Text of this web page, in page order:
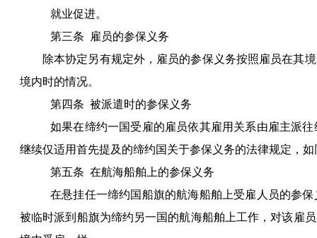
就业促进。
第三条
雇员的参保义务
除本协定另有规定外，雇员的参保义务按照雇员在其
境内时的情况。
第四条 被派遣时的参保义务
如果在缔约一国受雇的雇员依其雇用关系由雇主派
继续仅适用首先提及的缔约国关于参保义务的法律规定，
第五条 在航海船舶上的参保义务
在悬挂任一缔约国船旗的航海船舶上受雇人员的参
被临时派到船旗为缔约另一国的航海船舶上工作，对该雇